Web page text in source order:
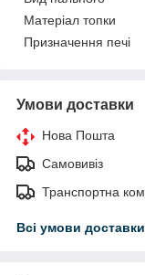
Матеріал топки
Призначення печі
Умови доставки
Нова Пошта
Самовивіз
Транспортна
Всі умови доставки